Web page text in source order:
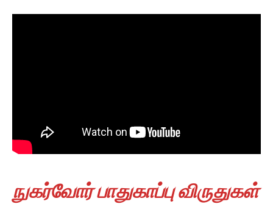
நுகர்வோர் பாதுகாப்பு விருதுகள்